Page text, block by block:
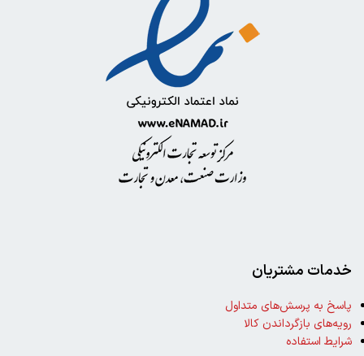
خدمات مشتریان
پاسخ به پرسش‌های متداول
رویه‌های بازگرداندن کالا
شرایط استفاده